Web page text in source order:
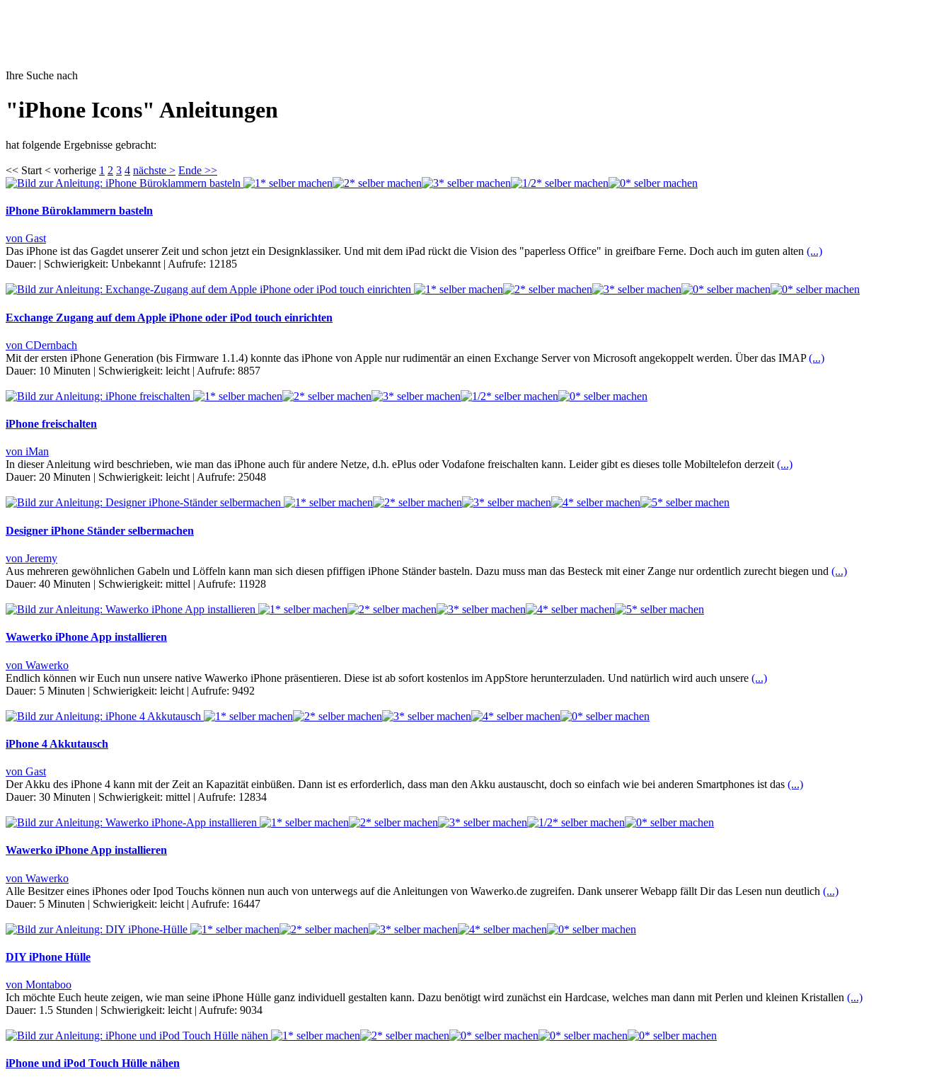
Ihre Suche nach
"iPhone Icons" Anleitungen
hat folgende Ergebnisse gebracht:
<< Start < vorherige 1 2 3 4 nächste > Ende >>
iPhone Büroklammern basteln
von Gast
Das iPhone ist das Gagdet unserer Zeit und schon jetzt ein Designklassiker. Und mit dem iPad rückt die Vision des "paperless Office" in greifbare Ferne. Doch auch im guten alten (...)
Dauer: | Schwierigkeit: Unbekannt | Aufrufe: 12185
Exchange Zugang auf dem Apple iPhone oder iPod touch einrichten
von CDernbach
Mit der ersten iPhone Generation (bis Firmware 1.1.4) konnte das iPhone von Apple nur rudimentär an einen Exchange Server von Microsoft angekoppelt werden. Über das IMAP(...)
Dauer: 10 Minuten | Schwierigkeit: leicht | Aufrufe: 8857
iPhone freischalten
von iMan
In dieser Anleitung wird beschrieben, wie man das iPhone auch für andere Netze, d.h. ePlus oder Vodafone freischalten kann. Leider gibt es dieses tolle Mobiltelefon derzeit(...)
Dauer: 20 Minuten Schwierigkeit: leicht Aufrufe: 25048
Designer iPhone Ständer selbermachen
von Jeremy
Aus mehreren gewöhnlichen Gabeln und Löffeln kann man sich diesen pfiffigen iPhone Ständer basteln. Dazu muss man das Besteck mit einer Zange nur ordentlich zurecht biegen und (...)
Dauer: 40 Minuten | Schwierigkeit: mittel | Aufrufe: 11928
Wawerko iPhone App installieren
von Wawerko
Endlich können wir Euch nun unsere native Wawerko iPhone präsentieren. Diese ist ab sofort kostenlos im AppStore herunterzuladen. Und natürlich wird auch unsere (...)
Dauer: 5 Minuten | Schwierigkeit: leicht | Aufrufe: 9492
iPhone 4 Akkutausch
von Gast
Der Akku des iPhone 4 kann mit der Zeit an Kapazität einbüßen. Dann ist es erforderlich, dass man den Akku austauscht, doch so einfach wie bei anderen Smartphones ist das (...)
Dauer: 30 Minuten | Schwierigkeit: mittel | Aufrufe: 12834
Wawerko iPhone App installieren
von Wawerko
Alle Besitzer eines iPhones oder Ipod Touchs können nun auch von unterwegs auf die Anleitungen von Wawerko.de zugreifen. Dank unserer Webapp fällt Dir das Lesen nun deutlich (...)
Dauer: 5 Minuten | Schwierigkeit: leicht | Aufrufe: 16447
DIY iPhone Hülle
von Montaboo
Ich möchte Euch heute zeigen, wie man seine iPhone Hülle ganz individuell gestalten kann. Dazu benötigt wird zunächst ein Hardcase, welches man dann mit Perlen und kleinen Kristallen (...)
Dauer: 1.5 Stunden | Schwierigkeit: leicht | Aufrufe: 9034
iPhone und iPod Touch Hülle nähen